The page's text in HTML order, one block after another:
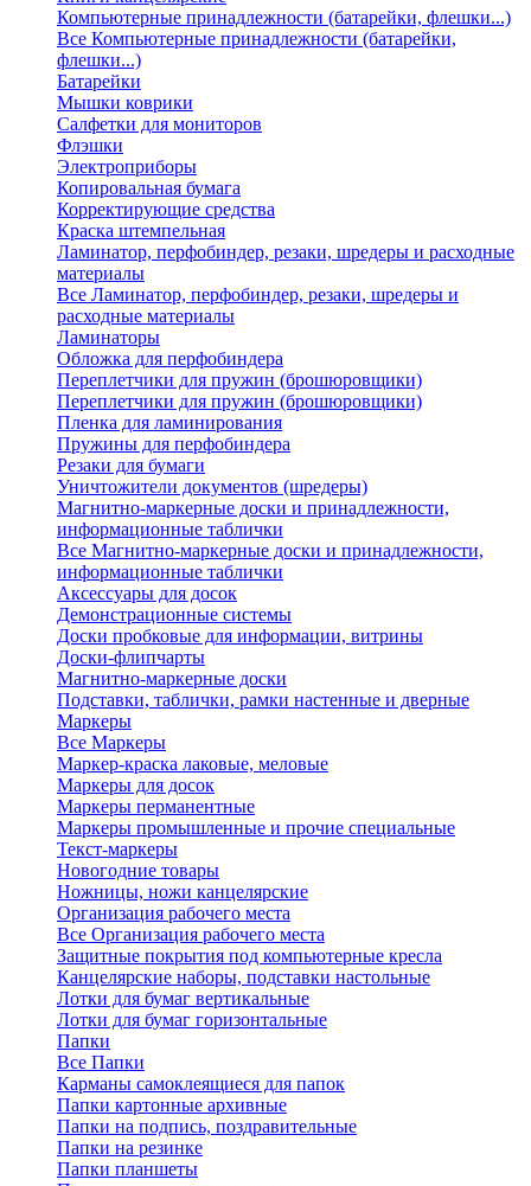
Компьютерные принадлежности (батарейки, флешки...)
Все Компьютерные принадлежности (батарейки,
флешки...)
Батарейки
Мышки коврики
Салфетки для мониторов
Флэшки
Электроприборы
Копировальная бумага
Корректирующие средства
Краска штемпельная
Ламинатор, перфобиндер, резаки, шредеры и расходные
материалы
Все Ламинатор, перфобиндер, резаки, шредеры и
расходные материалы
Ламинаторы
Обложка для перфобиндера
Переплетчики для пружин (брошюровщики)
Переплетчики для пружин (брошюровщики)
Пленка для ламинирования
Пружины для перфобиндера
Резаки для бумаги
Уничтожители документов (шредеры)
Магнитно-маркерные доски и принадлежности,
информационные таблички
Все Магнитно-маркерные доски и принадлежности,
информационные таблички
Аксессуары для досок
Демонстрационные системы
Доски пробковые для информации, витрины
Доски-флипчарты
Магнитно-маркерные доски
Подставки, таблички, рамки настенные и дверные
Маркеры
Все Маркеры
Маркер-краска лаковые, меловые
Маркеры для досок
Маркеры перманентные
Маркеры промышленные и прочие специальные
Текст-маркеры
Новогодние товары
Ножницы, ножи канцелярские
Организация рабочего места
Все Организация рабочего места
Защитные покрытия под компьютерные кресла
Канцелярские наборы, подставки настольные
Лотки для бумаг вертикальные
Лотки для бумаг горизонтальные
Папки
Все Папки
Карманы самоклеящиеся для папок
Папки картонные архивные
Папки на подпись, поздравительные
Папки на резинке
Папки планшеты